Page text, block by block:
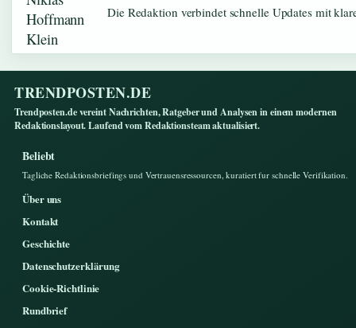
Die Redaktion verbindet schnelle Updates mit
TRENDPOSTEN.DE
Trendposten.de vereint Nachrichten, Ratgeber und Analysen in einem modernen
Redaktionslayout. Laufend vom Redaktionsteam aktualisiert.
Beliebt
Tagliche Redaktionsbriefings und Vertrauensressourcen, kuratiert fur schnelle Verifikation.
Über uns
Kontakt
Geschichte
Datenschutzerklärung
Cookie-Richtlinie
Rundbrief